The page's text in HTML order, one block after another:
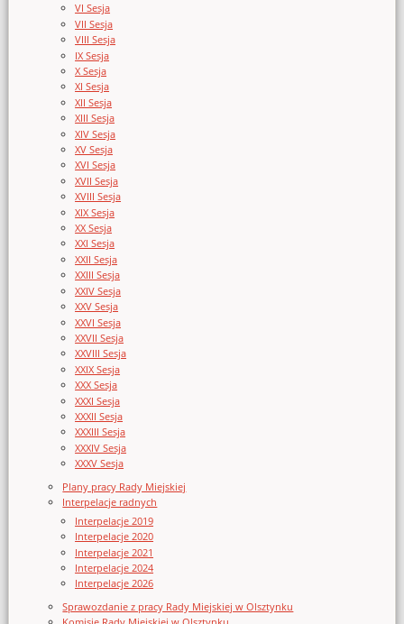
VI Sesja
VII Sesja
VIII Sesja
IX Sesja
X Sesja
XI Sesja
XII Sesja
XIII Sesja
XIV Sesja
XV Sesja
XVI Sesja
XVII Sesja
XVIII Sesja
XIX Sesja
XX Sesja
XXI Sesja
XXII Sesja
XXIII Sesja
XXIV Sesja
XXV Sesja
XXVI Sesja
XXVII Sesja
XXVIII Sesja
XXIX Sesja
XXX Sesja
XXXI Sesja
XXXII Sesja
XXXIII Sesja
XXXIV Sesja
XXXV Sesja
Plany pracy Rady Miejskiej
Interpelacje radnych
Interpelacje 2019
Interpelacje 2020
Interpelacje 2021
Interpelacje 2024
Interpelacje 2026
Sprawozdanie z pracy Rady Miejskiej w Olsztynku